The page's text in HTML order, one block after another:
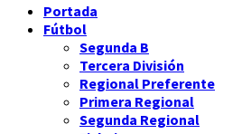
Portada
Fútbol
Segunda B
Tercera División
Regional Preferente
Primera Regional
Segunda Regional